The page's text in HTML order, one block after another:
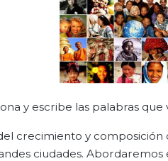
y escribe las palabras
crecimiento y
ciudades.